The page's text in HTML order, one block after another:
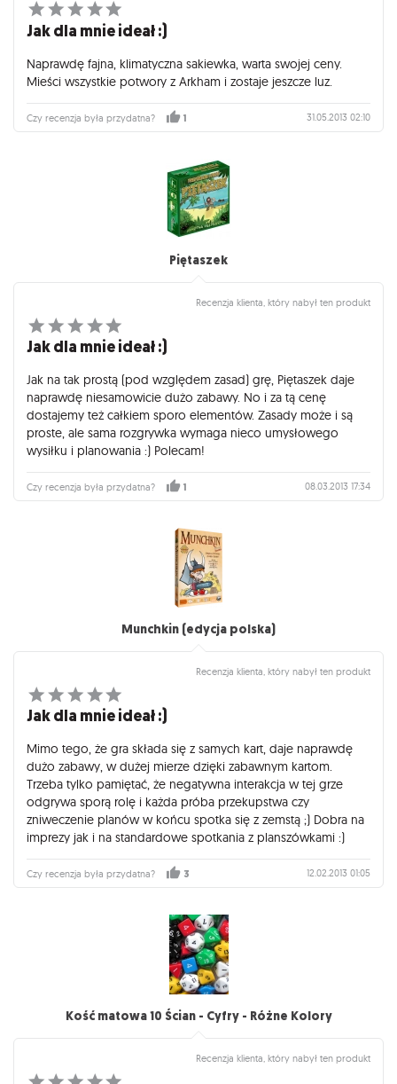
Jak dla mnie ideał :)
Naprawdę fajna, klimatyczna sakiewka, warta swojej ceny.
Mieści wszystkie potwory z Arkham i zostaje jeszcze luz.
Czy recenzja była przydatna? 1 31.05.2013 02:10
Piętaszek
Recenzja klienta, który nabył ten produkt
Jak dla mnie ideał :)
Jak na tak prostą (pod względem zasad) grę, Piętaszek daje
naprawdę niesamowicie dużo zabawy. No i za tą cenę
dostajemy też całkiem sporo elementów. Zasady może i są
proste, ale sama rozgrywka wymaga nieco umysłowego
wysiłku i planowania :) Polecam!
Czy recenzja była przydatna? 1 08.03.2013 17:34
Munchkin (edycja polska)
Recenzja klienta, który nabył ten produkt
Jak dla mnie ideał :)
Mimo tego, że gra składa się z samych kart, daje naprawdę
dużo zabawy, w dużej mierze dzięki zabawnym kartom.
Trzeba tylko pamiętać, że negatywna interakcja w tej grze
odgrywa sporą rolę i każda próba przekupstwa czy
zniweczenie planów w końcu spotka się z zemstą ;) Dobra na
imprezy jak i na standardowe spotkania z planszówkami :)
Czy recenzja była przydatna? 3 12.02.2013 01:05
Kość matowa 10 Ścian - Cyfry - Różne Kolory
Recenzja klienta, który nabył ten produkt